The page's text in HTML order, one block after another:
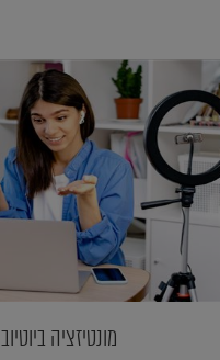
מונטיזציה ביוטיוב